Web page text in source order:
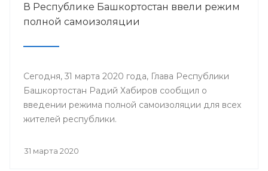
В Республике Башкортостан ввели режим
полной самоизоляции
Сегодня, 31 марта 2020 года, Глава Республики
Башкортостан Радий Хабиров сообщил о
введении режима полной самоизоляции для всех
жителей республики.
31 марта 2020